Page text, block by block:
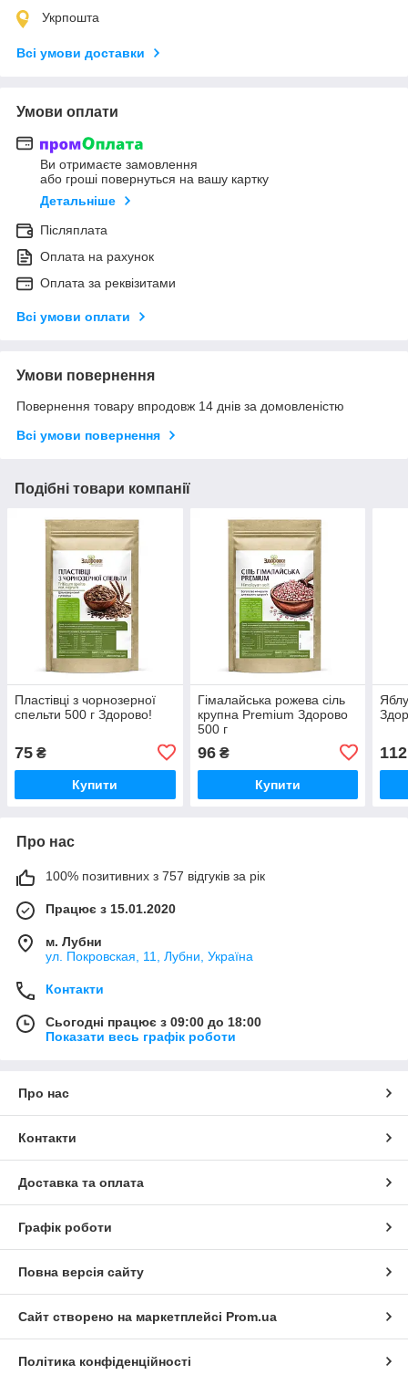
Укрпошта
Всі умови доставки
Умови оплати
Ви отримаєте замовлення
або гроші повернуться на вашу картку
Детальніше
Післяплата
Оплата на рахунок
Оплата за реквізитами
Всі умови оплати
Умови повернення
Повернення товару впродовж 14 днів за домовленістю
Всі умови повернення
Подібні товари компанії
Пластівці з чорнозерної
спельти 500 г Здорово!
75 ₴
Купити
Гімалайська рожева сіль
крупна Premium Здорово
500 г
96₴
Купити
112
Про нас
100% позитивних з 757 відгуків за рік
Працює з 15.01.2020
м. Лубни
ул. Покровская, 11, Лубни, Україна
Контакти
Сьогодні працює з 09:00 до 18:00
Показати весь графік роботи
Про нас
Контакти
Доставка та оплата
Графік роботи
Повна версія сайту
Сайт створено на маркетплейсі Prom.ua
Політика конфіденційності